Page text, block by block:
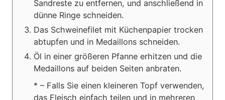
Sandreste zu entfernen, und anschließend in
dünne Ringe schneiden.
Das Schweinefilet mit Küchenpapier trocken
abtupfen und in Medaillons schneiden.
Öl in einer größeren Pfanne erhitzen und die
Medaillons auf beiden Seiten anbraten.
* – Falls Sie einen kleineren Topf verwenden,
das Fleisch einfach teilen und in mehreren